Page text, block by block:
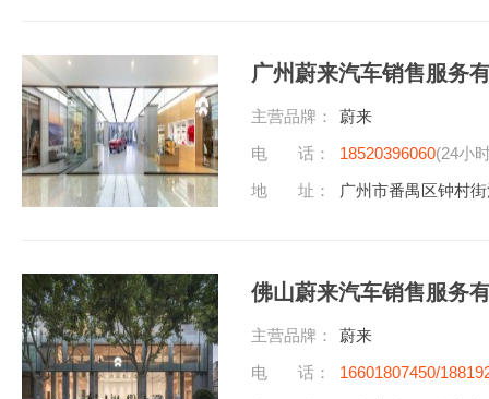
广州蔚来汽车销售服务
主营品牌：
蔚来
电 话：
18520396060(24小
地 址：
广州市番禺区钟村
佛山蔚来汽车销售服务
主营品牌：
蔚来
电 话：
16601807450/